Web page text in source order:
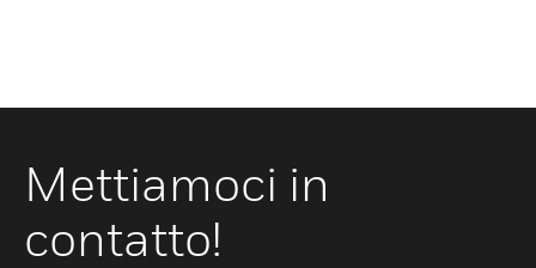
Mettiamoci in
contatto!